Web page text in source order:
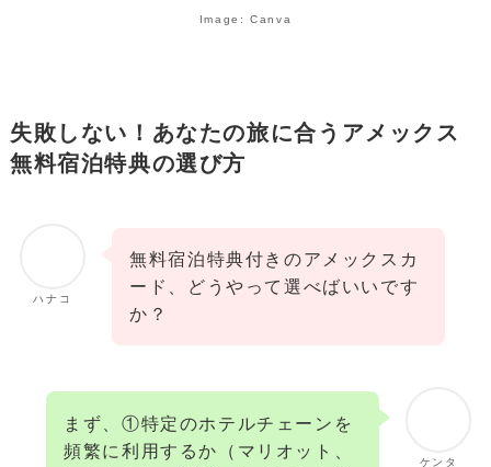
Image: Canva
失敗しない！あなたの旅に合うアメックス
無料宿泊特典の選び方
ハナコ
無料宿泊特典付きのアメックスカ
ード、どうやって選べばいいです
か？
ケンタ
まず、①特定のホテルチェーンを
頻繁に利用するか（マリオット、